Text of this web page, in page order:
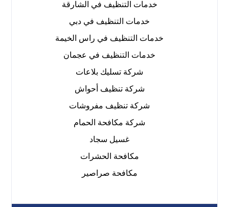
خدمات التنظيف في الشارقة
خدمات التنظيف في دبي
خدمات التنظيف في راس الخيمة
خدمات التنظيف في عجمان
شركة تسليك بلاعات
شركة تنظيف أحواش
شركة تنظيف مفروشات
شركة مكافحة الحمام
غسيل سجاد
مكافحة الحشرات
مكافحة صراصير